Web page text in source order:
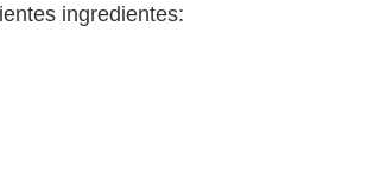
ingredientes: